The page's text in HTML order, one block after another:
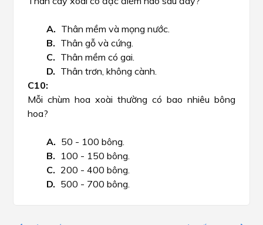
Thân mềm và mọng nước.
Thân gỗ và cứng.
Thân mềm có gai.
Thân trơn, không cành.
Mỗi chùm hoa xoài thường có bao nhiêu bông
hoa?
50 - 100 bông.
100 - 150 bông.
200 - 400 bông.
500 - 700 bông.